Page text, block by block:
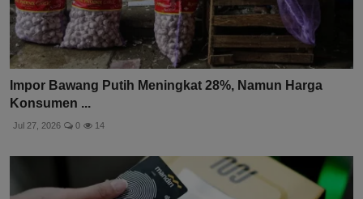
Impor Bawang Putih Meningkat 28%, Namun Harga
Konsumen ...
Jul 27, 2026 0 14